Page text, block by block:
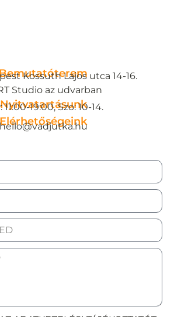
Bemutatóterem
Kossuth Lajos utca 14-16.
Studio az udvarban
Nyitvatartásunk
11:00-19:00, Szo: 10-14.
Elérhetőségeink
hello@vadjutka.hu